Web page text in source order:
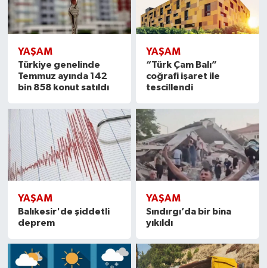
YAŞAM
Türkiye genelinde
Temmuz ayında 142
bin 858 konut satıldı
YAŞAM
“Türk Çam Balı”
coğrafi işaret ile
tescillendi
YAŞAM
Balıkesir'de şiddetli
deprem
YAŞAM
Sındırgı’da bir bina
yıkıldı